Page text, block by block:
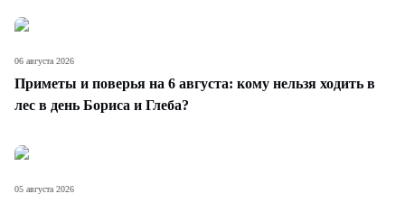
Приметы и поверья на 6 августа: кому нельзя ходить в
лес в день Бориса и Глеба?
06 августа 2026
05 августа 2026